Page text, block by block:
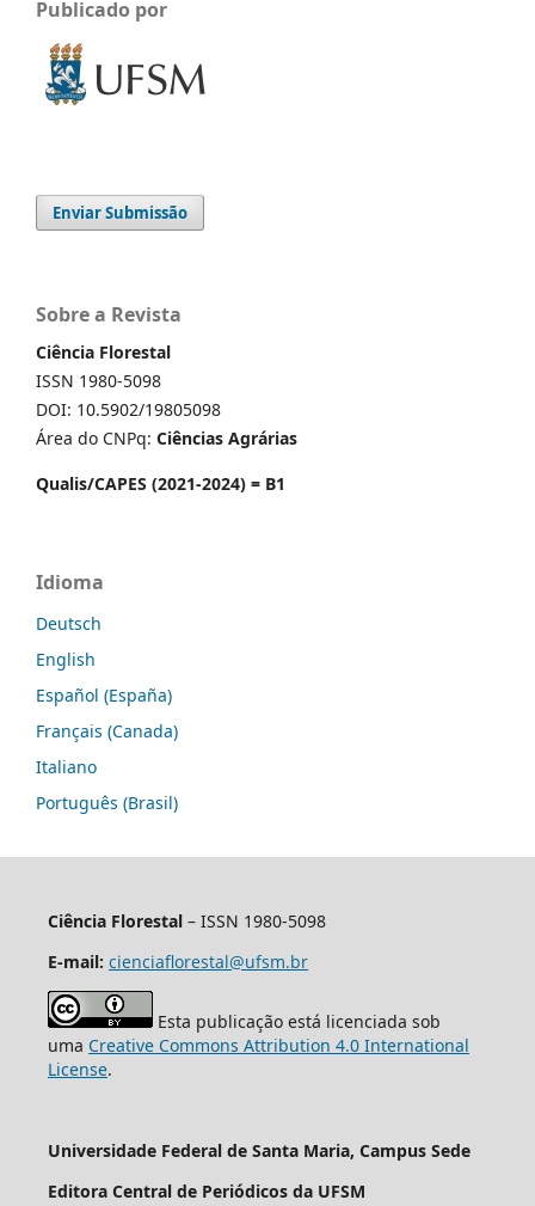
Publicado por
Enviar Submissão
Sobre a Revista
Ciência Florestal
ISSN 1980-5098
DOI: 10.5902/19805098
Área do CNPq: Ciências Agrárias
Qualis/CAPES (2021-2024) = B1
Idioma
Deutsch
English
Español (España)
Français (Canada)
Italiano
Português (Brasil)
Ciência Florestal– ISSN 1980-5098
E-mail: cienciaflorestal@ufsm.br
Esta publicação está licenciada sob
uma Creative Commons Attribution 4.0 International
License.
Universidade Federal de Santa Maria, Campus Sede
Editora Central de Periódicos da UFSM